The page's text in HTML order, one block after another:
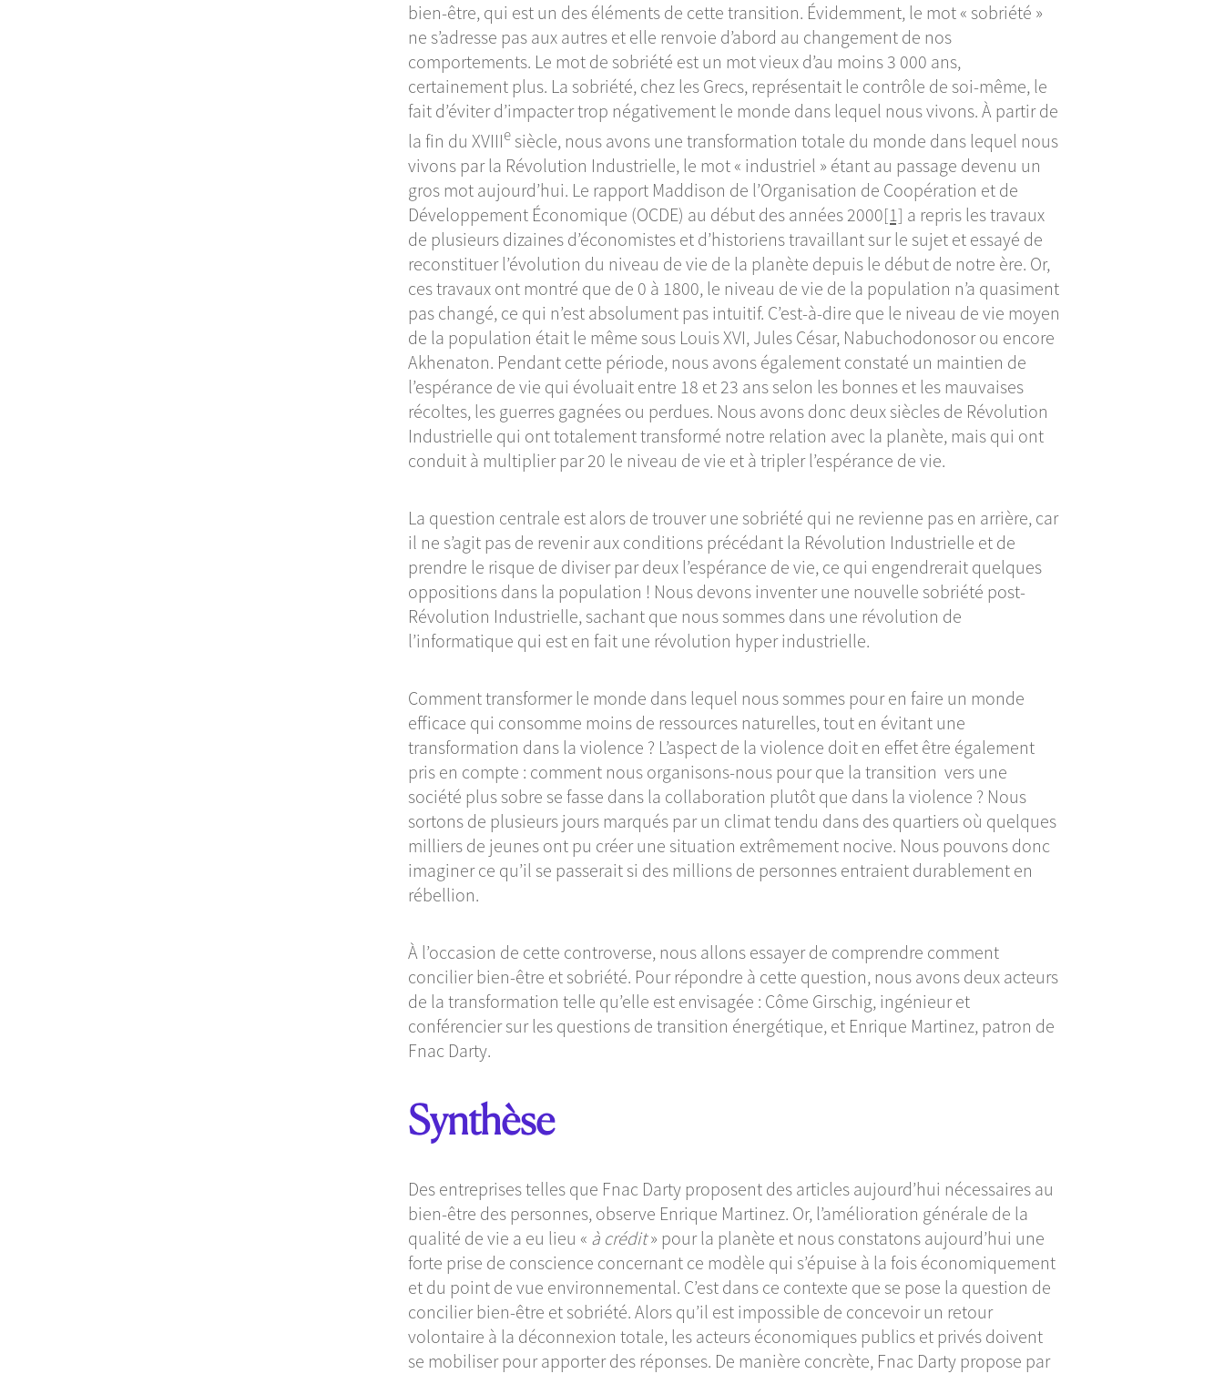
bien-être, qui est un des éléments de cette transition. Évidemment, le mot « sobriété »
ne s’adresse pas aux autres et elle renvoie d’abord au changement de nos
comportements. Le mot de sobriété est un mot vieux d’au moins 3 000 ans,
certainement plus. La sobriété, chez les Grecs, représentait le contrôle de soi-même, le
fait d’éviter d’impacter trop négativement le monde dans lequel nous vivons. À partir de
la fin du XVIIIesiècle, nous avons une transformation totale du monde dans lequel nous
vivons par la Révolution Industrielle, le mot « industriel » étant au passage devenu un
gros mot aujourd’hui. Le rapport Maddison de l’Organisation de Coopération et de
Développement Économique (OCDE) au début des années 2000[1] a repris les travaux
de plusieurs dizaines d’économistes et d’historiens travaillant sur le sujet et essayé de
reconstituer l’évolution du niveau de vie de la planète depuis le début de notre ère. Or,
ces travaux ont montré que de 0 à 1800, le niveau de vie de la population n’a quasiment
pas changé, ce qui n’est absolument pas intuitif. C’est-à-dire que le niveau de vie moyen
de la population était le même sous Louis XVI, Jules César, Nabuchodonosor ou encore
Akhenaton. Pendant cette période, nous avons également constaté un maintien de
l’espérance de vie qui évoluait entre 18 et 23 ans selon les bonnes et les mauvaises
récoltes, les guerres gagnées ou perdues. Nous avons donc deux siècles de Révolution
Industrielle qui ont totalement transformé notre relation avec la planète, mais qui ont
conduit à multiplier par 20 le niveau de vie et à tripler l’espérance de vie.
La question centrale est alors de trouver une sobriété qui ne revienne pas en arrière, car
il ne s’agit pas de revenir aux conditions précédant la Révolution Industrielle et de
prendre le risque de diviser par deux l’espérance de vie, ce qui engendrerait quelques
oppositions dans la population ! Nous devons inventer une nouvelle sobriété post-
Révolution Industrielle, sachant que nous sommes dans une révolution de
l’informatique qui est en fait une révolution hyper industrielle.
Comment transformer le monde dans lequel nous sommes pour en faire un monde
efficace qui consomme moins de ressources naturelles, tout en évitant une
transformation dans la violence ? L’aspect de la violence doit en effet être également
pris en compte : comment nous organisons-nous pour que la transition vers une
société plus sobre se fasse dans la collaboration plutôt que dans la violence ? Nous
sortons de plusieurs jours marqués par un climat tendu dans des quartiers où quelques
milliers de jeunes ont pu créer une situation extrêmement nocive. Nous pouvons donc
imaginer ce qu’il se passerait si des millions de personnes entraient durablement en
rébellion.
À l’occasion de cette controverse, nous allons essayer de comprendre comment
concilier bien-être et sobriété. Pour répondre à cette question, nous avons deux acteurs
de la transformation telle qu’elle est envisagée : Côme Girschig, ingénieur et
conférencier sur les questions de transition énergétique, et Enrique Martinez, patron de
Fnac Darty.
Synthèse
Des entreprises telles que Fnac Darty proposent des articles aujourd’hui nécessaires au
bien-être des personnes, observe Enrique Martinez. Or, l’amélioration générale de la
qualité de vie a eu lieu « à crédit» pour la planète et nous constatons aujourd’hui une
forte prise de conscience concernant ce modèle qui s’épuise à la fois économiquement
et du point de vue environnemental. C’est dans ce contexte que se pose la question de
concilier bien-être et sobriété. Alors qu’il est impossible de concevoir un retour
volontaire à la déconnexion totale, les acteurs économiques publics et privés doivent
se mobiliser pour apporter des réponses. De manière concrète, Fnac Darty propose par